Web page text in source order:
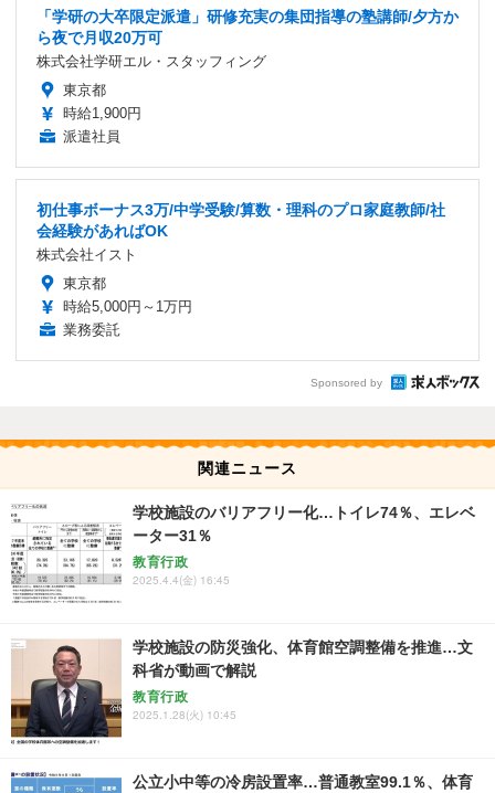
「学研の大卒限定派遣」研修充実の集団指導の塾講師/夕方か
ら夜で月収20万可
株式会社学研エル・スタッフィング
東京都
時給1,900円
派遣社員
初仕事ボーナス3万/中学受験/算数・理科のプロ家庭教師/社
会経験があればOK
株式会社イスト
東京都
時給5,000円～1万円
業務委託
Sponsored by
関連ニュース
学校施設のバリアフリー化…トイレ74％、エレベ
ーター31％
教育行政
2025.4.4(金) 16:45
学校施設の防災強化、体育館空調整備を推進…文
科省が動画で解説
教育行政
2025.1.28(火) 10:45
公立小中等の冷房設置率…普通教室99.1％、体育